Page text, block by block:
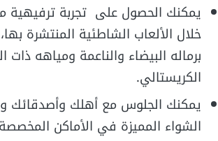
يمكنك الحصول على تجربة ترفيهية
خلال الألعاب الشاطئية المنتشرة
برماله البيضاء والناعمة ومياهه ذات
الكريستالي.
يمكنك الجلوس مع أهلك وأصدقائك
الشواء المميزة في الأماكن